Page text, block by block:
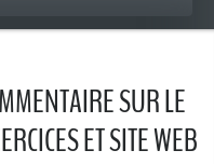
SUR LE
ET SITE WEB